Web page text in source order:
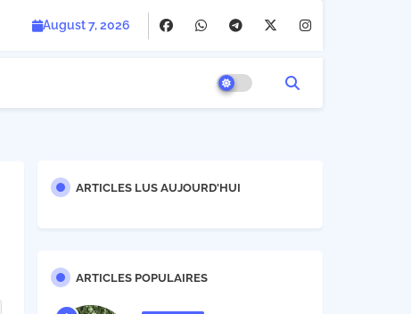
August 7, 2026
ARTICLES LUS AUJOURD'HUI
ARTICLES POPULAIRES